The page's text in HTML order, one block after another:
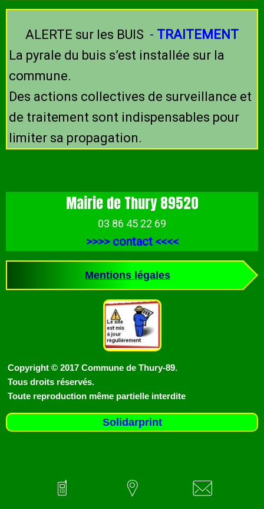
ALERTE sur les BUIS - TRAITEMENT
La pyrale du buis s’est installée sur la
commune.
Des actions collectives de surveillance et
de traitement sont indispensables pour
limiter sa propagation.
Mairie de Thury 89520
03 86 45 22 69
>>>> contact <<<<
Mentions légales
Copyright © 2017 Commune de Thury-89.
Tous droits réservés.
Toute reproduction même partielle interdite
Solidarprint